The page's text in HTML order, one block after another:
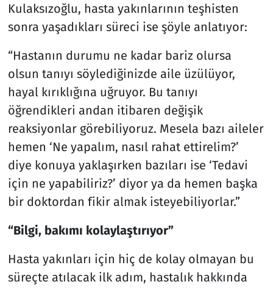
Kulaksızoğlu, hasta yakınlarının teşhisten
sonra yaşadıkları süreci ise şöyle anlatıyor:
“Hastanın durumu ne kadar bariz olursa
olsun tanıyı söylediğinizde aile üzülüyor,
hayal kırıklığına uğruyor. Bu tanıyı
öğrendikleri andan itibaren değişik
reaksiyonlar görebiliyoruz. Mesela bazı aileler
hemen ‘Ne yapalım, nasıl rahat ettirelim?’
diye konuya yaklaşırken bazıları ise ‘Tedavi
için ne yapabiliriz?’ diyor ya da hemen başka
bir doktordan fikir almak isteyebiliyorlar.”
“Bilgi, bakımı kolaylaştırıyor”
Hasta yakınları için hiç de kolay olmayan bu
süreçte atılacak ilk adım, hastalık hakkında